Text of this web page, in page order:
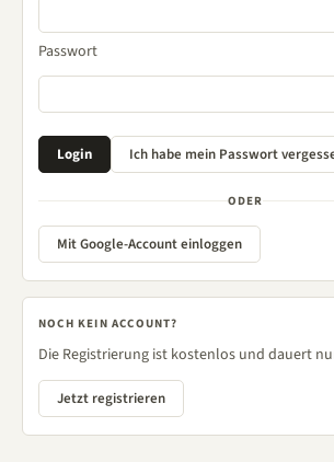
Passwort
ODER
Mit Google-Account einloggen
NOCH KEIN ACCOUNT?
Die Registrierung ist kostenlos und dauert
Jetzt registrieren